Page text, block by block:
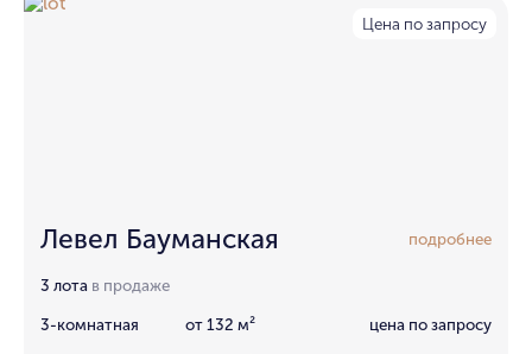
Цена по запросу
Левел Бауманская подробнее
3 лота в продаже
3-комнатная от 132 м² цена по запросу